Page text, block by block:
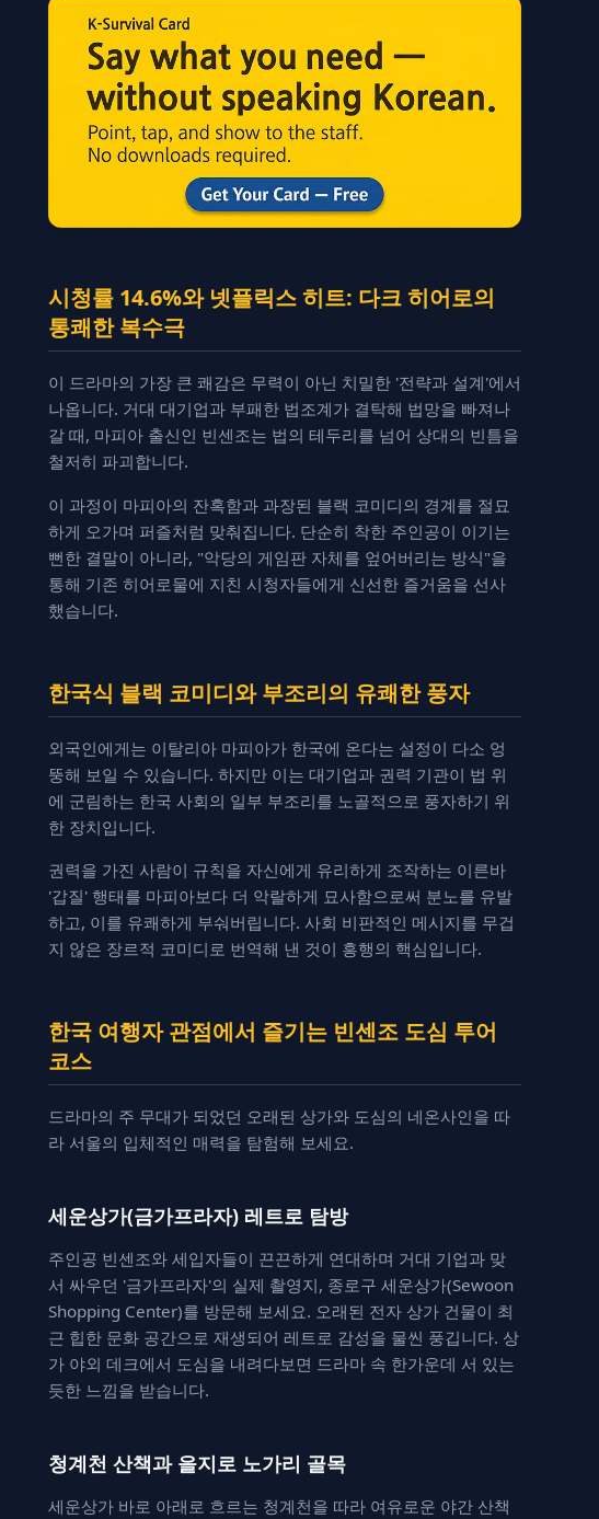
시청률 14.6%와 넷플릭스 히트: 다크 히어로의
통쾌한 복수극
이 드라마의 가장 큰 쾌감은 무력이 아닌 치밀한 '전략과 설계'에서
나옵니다. 거대 대기업과 부패한 법조계가 결탁해 법망을 빠져나
갈 때, 마피아 출신인 빈센조는 법의 테두리를 넘어 상대의 빈틈을
철저히 파괴합니다.
이 과정이 마피아의 잔혹함과 과장된 블랙 코미디의 경계를 절묘
하게 오가며 퍼즐처럼 맞춰집니다. 단순히 착한 주인공이 이기는
뻔한 결말이 아니라, "악당의 게임판 자체를 엎어버리는 방식"을
통해 기존 히어로물에 지친 시청자들에게 신선한 즐거움을 선사
했습니다.
한국식 블랙 코미디와 부조리의 유쾌한 풍자
외국인에게는 이탈리아 마피아가 한국에 온다는 설정이 다소 엉
뚱해 보일 수 있습니다. 하지만 이는 대기업과 권력 기관이 법 위
에 군림하는 한국 사회의 일부 부조리를 노골적으로 풍자하기 위
한 장치입니다.
권력을 가진 사람이 규칙을 자신에게 유리하게 조작하는 이른바
'갑질' 행태를 마피아보다 더 악랄하게 묘사함으로써 분노를 유발
하고, 이를 유쾌하게 부숴버립니다. 사회 비판적인 메시지를 무겁
지 않은 장르적 코미디로 번역해 낸 것이 흥행의 핵심입니다.
한국 여행자 관점에서 즐기는 빈센조 도심 투어
코스
드라마의 주 무대가 되었던 오래된 상가와 도심의 네온사인을 따
라 서울의 입체적인 매력을 탐험해 보세요.
세운상가(금가프라자) 레트로 탐방
주인공 빈센조와 세입자들이 끈끈하게 연대하며 거대 기업과 맞
서 싸우던 '금가프라자'의 실제 촬영지, 종로구 세운상가(Sewoon
Shopping Center)를 방문해 보세요. 오래된 전자 상가 건물이 최
근 힙한 문화 공간으로 재생되어 레트로 감성을 물씬 풍깁니다. 상
가 야외 데크에서 도심을 내려다보면 드라마 속 한가운데 서 있는
듯한 느낌을 받습니다.
청계천 산책과 을지로 노가리 골목
세운상가 바로 아래로 흐르는 청계천을 따라 여유로운 야간 산책